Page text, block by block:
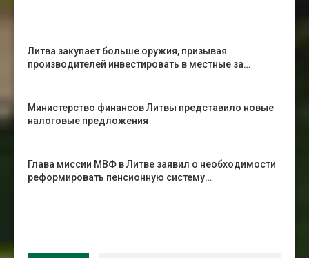
Литва закупает больше оружия, призывая
производителей инвестировать в местные за…
Министерство финансов Литвы представило новые
налоговые предложения
Глава миссии МВФ в Литве заявил о необходимости
реформировать пенсионную систему…